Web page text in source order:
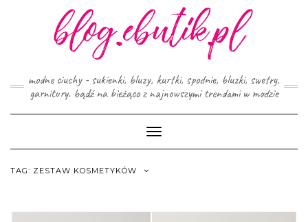
modne ciuchy - sukienki, bluzy, kurtki, spodnie, bluzki, swetry,
garnitury. bądź na bieżąco z najnowszymi trendami w modzie
Toggle
Navigation
TAG: ZESTAW KOSMETYKÓW